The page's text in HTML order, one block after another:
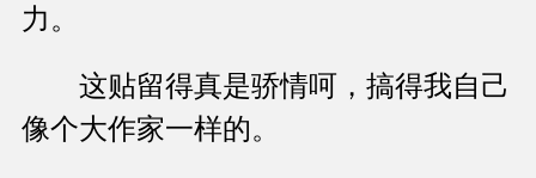
力。
这贴留得真是骄情呵，搞得我自己
像个大作家一样的。